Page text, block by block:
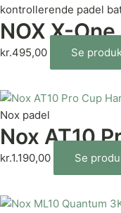
kontrollerende padel
NOX X-
kr.495,00 Se
Nox padel
Nox AT10
kr.1.190,00 Se